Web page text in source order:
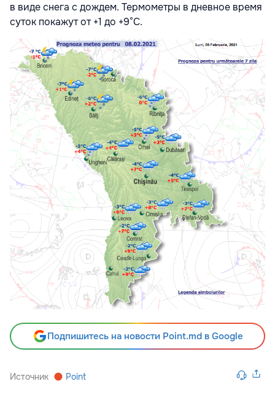
в виде снега с дождем. Термометры в дневное время
суток покажут от +1 до +9°С.
Подпишитесь на новости Point.md в Google
Источник Point